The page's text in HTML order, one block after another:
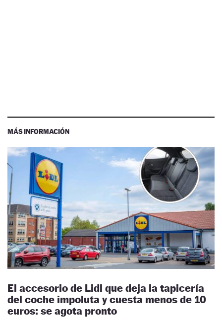
MÁS INFORMACIÓN
El accesorio de Lidl que deja la tapicería
del coche impoluta y cuesta menos de 10
euros: se agota pronto